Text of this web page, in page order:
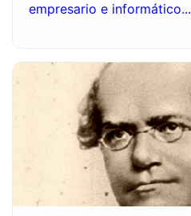
empresario e informático...